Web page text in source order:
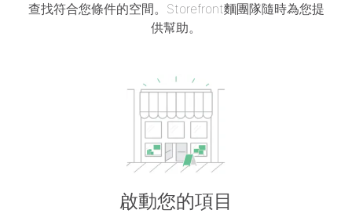
查找符合您條件的空間。Storefront麵團隊隨時為您提
供幫助。
啟動您的項目